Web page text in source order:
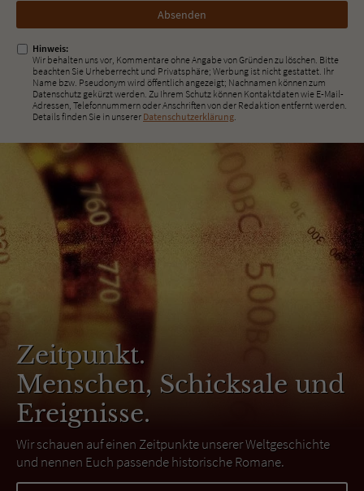
Nicht
ausfüllen!
Hinweis:
Wir behalten uns vor, Kommentare ohne Angabe von Gründen zu löschen. Bitte
beachten Sie Urheberrecht und Privatsphäre; Werbung ist nicht gestattet. Ihr
Name bzw. Pseudonym wird öffentlich angezeigt; Nachnamen können zum
Datenschutz gekürzt werden. Zu Ihrem Schutz können Kontaktdaten wie E-Mail-
Adressen, Telefonnummern oder Anschriften von der Redaktion entfernt werden.
Details finden Sie in unserer Datenschutzerklärung.
Zeitpunkt.
Menschen, Schicksale und
Ereignisse.
Wir schauen auf einen Zeitpunkte unserer Weltgeschichte
und nennen Euch passende historische Romane.